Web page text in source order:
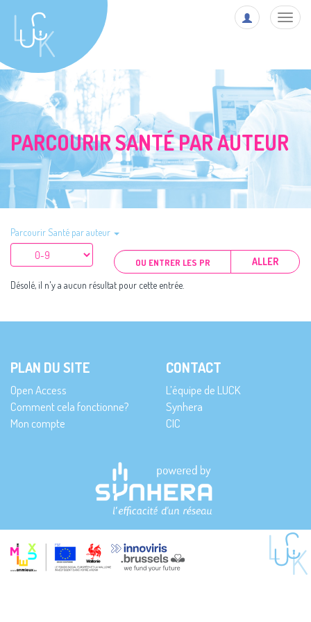
PARCOURIR SANTÉ PAR AUTEUR
Parcourir Santé par auteur
ALLER
Désolé, il n'y a aucun résultat pour cette entrée.
PLAN DU SITE
Open Access
Comment cela fonctionne?
Mon compte
CONTACT
L’équipe de LUCK
Synhera
CIC